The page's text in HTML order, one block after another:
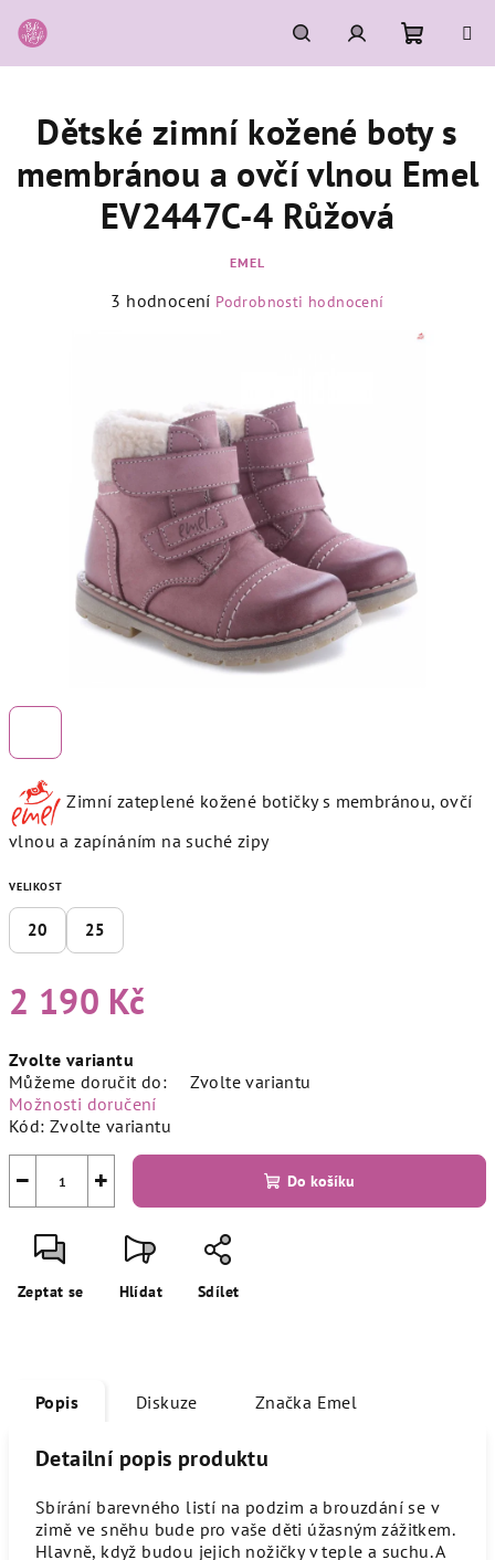
na
obsah
HledatPřihlášeníNákupní
košík
Zimní zateplené kožené botičky s membránou, ovčí
vlnou a zapínáním na suché zipy
VELIKOST
20 25
2 190 Kč
cena:
Zvolte variantu
Můžeme doručit do:
Zvolte variantu
Možnosti doručení
Kód: Zvolte variantu
+
− Do košíku
Zeptat se Hlídat Sdílet
Dětské zimní kožené boty s
membránou a ovčí vlnou Emel
EV2447C-4 Růžová
EMEL
Průměrné
5
hvězdiček.
3 hodnocení Podrobnosti hodnocení
Popis Diskuze Značka Emel
Detailní popis produktu
Sbírání barevného listí na podzim a brouzdání se v
zimě ve sněhu bude pro vaše děti úžasným zážitkem.
Hlavně, když budou jejich nožičky v teple a suchu. A